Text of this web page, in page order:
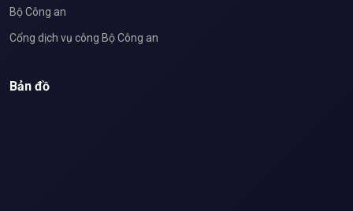
Bộ Công an
Cổng dịch vụ công Bộ Công an
Bản đồ